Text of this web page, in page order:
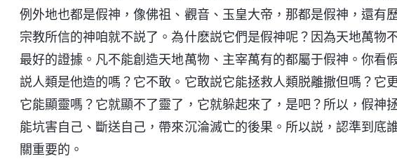
例外地也都是假神，像佛祖、觀音、玉皇大帝，那都是假神，還有
宗教所信的神咱就不説了。為什麽説它們是假神呢？因為天地萬物
最好的證據。凡不能創造天地萬物、主宰萬有的都屬于假神。你看
説人類是他造的嗎？它不敢。它敢説它能拯救人類脱離撒但嗎？它
它能顯靈嗎？它就顯不了靈了，它就躲起來了，是吧？所以，假神
能坑害自己、斷送自己，帶來沉淪滅亡的後果。所以説，認準到底
關重要的。